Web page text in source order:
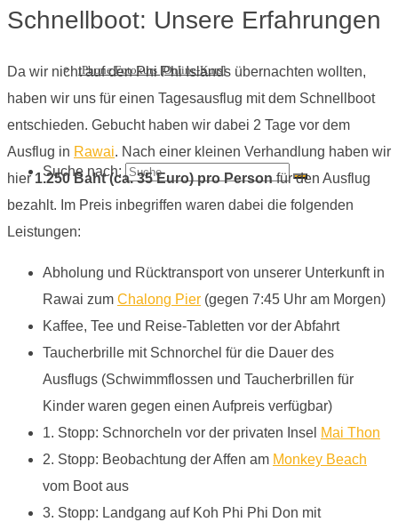
iPhone Fotokurs [Online-Kurs]
Suche nach:
Schnellboot: Unsere Erfahrungen
Da wir nicht auf den Phi Phi Islands übernachten wollten,
haben wir uns für einen Tagesausflug mit dem Schnellboot
entschieden. Gebucht haben wir dabei 2 Tage vor dem
Ausflug in Rawai. Nach einer kleinen Verhandlung haben wir
hier1.250 Baht (ca. 35 Euro) pro Personfür den Ausflug
bezahlt. Im Preis inbegriffen waren dabei die folgenden
Leistungen:
Abholung und Rücktransport von unserer Unterkunft in
Rawai zum Chalong Pier (gegen 7:45 Uhr am Morgen)
Kaffee, Tee und Reise-Tabletten vor der Abfahrt
Taucherbrille mit Schnorchel für die Dauer des
Ausflugs (Schwimmflossen und Taucherbrillen für
Kinder waren gegen einen Aufpreis verfügbar)
1. Stopp: Schnorcheln vor der privaten Insel Mai Thon
2. Stopp: Beobachtung der Affen am Monkey Beach
vom Boot aus
3. Stopp: Landgang auf Koh Phi Phi Don mit